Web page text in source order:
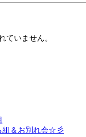
ていません。